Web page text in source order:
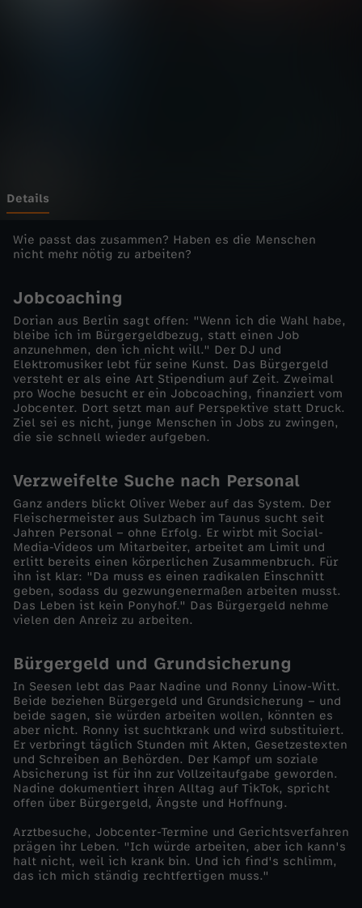
e
-
ü
r
g
e
r
g
e
l
d
s
t
a
t
t
A
Details
Wie passt das zusammen? Haben es die Menschen
nicht mehr nötig zu arbeiten?
Jobcoaching
Dorian aus Berlin sagt offen: "Wenn ich die Wahl habe,
bleibe ich im Bürgergeldbezug, statt einen Job
anzunehmen, den ich nicht will." Der DJ und
Elektromusiker lebt für seine Kunst. Das Bürgergeld
versteht er als eine Art Stipendium auf Zeit. Zweimal
pro Woche besucht er ein Jobcoaching, finanziert vom
Jobcenter. Dort setzt man auf Perspektive statt Druck.
Ziel sei es nicht, junge Menschen in Jobs zu zwingen,
die sie schnell wieder aufgeben.
Verzweifelte Suche nach Personal
Ganz anders blickt Oliver Weber auf das System. Der
Fleischermeister aus Sulzbach im Taunus sucht seit
Jahren Personal – ohne Erfolg. Er wirbt mit Social-
Media-Videos um Mitarbeiter, arbeitet am Limit und
erlitt bereits einen körperlichen Zusammenbruch. Für
ihn ist klar: "Da muss es einen radikalen Einschnitt
geben, sodass du gezwungenermaßen arbeiten musst.
Das Leben ist kein Ponyhof." Das Bürgergeld nehme
vielen den Anreiz zu arbeiten.
Bürgergeld und Grundsicherung
In Seesen lebt das Paar Nadine und Ronny Linow-Witt.
Beide beziehen Bürgergeld und Grundsicherung – und
beide sagen, sie würden arbeiten wollen, könnten es
aber nicht. Ronny ist suchtkrank und wird substituiert.
Er verbringt täglich Stunden mit Akten, Gesetzestexten
und Schreiben an Behörden. Der Kampf um soziale
Absicherung ist für ihn zur Vollzeitaufgabe geworden.
Nadine dokumentiert ihren Alltag auf TikTok, spricht
offen über Bürgergeld, Ängste und Hoffnung.
Arztbesuche, Jobcenter-Termine und Gerichtsverfahren
prägen ihr Leben. "Ich würde arbeiten, aber ich kann's
halt nicht, weil ich krank bin. Und ich find's schlimm,
das ich mich ständig rechtfertigen muss."